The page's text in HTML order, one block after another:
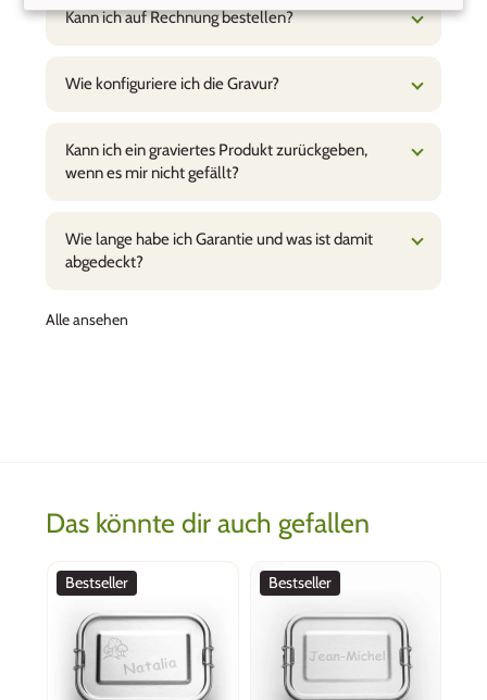
Kann ich auf Rechnung bestellen?
Wie konfiguriere ich die Gravur?
Kann ich ein graviertes Produkt zurückgeben,
wenn es mir nicht gefällt?
Wie lange habe ich Garantie und was ist damit
abgedeckt?
Alle ansehen
Das könnte dir auch gefallen
Bestseller Bestseller